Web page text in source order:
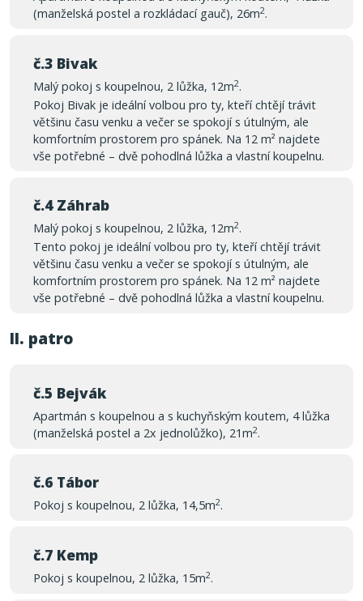
(manželská postel a rozkládací gauč), 26m2.
č.3 Bivak
Malý pokoj s koupelnou, 2 lůžka, 12m2.
Pokoj Bivak je ideální volbou pro ty, kteří chtějí trávit
většinu času venku a večer se spokojí s útulným, ale
komfortním prostorem pro spánek. Na 12 m² najdete
vše potřebné – dvě pohodlná lůžka a vlastní koupelnu.
č.4 Záhrab
Malý pokoj s koupelnou, 2 lůžka, 12m2.
Tento pokoj je ideální volbou pro ty, kteří chtějí trávit
většinu času venku a večer se spokojí s útulným, ale
komfortním prostorem pro spánek. Na 12 m² najdete
vše potřebné – dvě pohodlná lůžka a vlastní koupelnu.
II. patro
č.5 Bejvák
Apartmán s koupelnou a s kuchyňským koutem, 4 lůžka
(manželská postel a 2x jednolůžko), 21m2.
č.6 Tábor
Pokoj s koupelnou, 2 lůžka, 14,5m2.
č.7 Kemp
Pokoj s koupelnou, 2 lůžka, 15m2.